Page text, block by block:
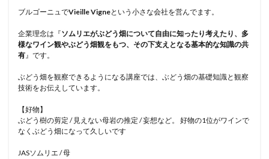
ブルゴーニュでVieille Vigneという小さな会社を営んでます。
企業理念は『ソムリエがぶどう畑について自由に知ったり考えたり、多
様なワイン観やぶどう畑観をもつ、その下支えとなる基本的な知識の共
有 』です。
ぶどう畑を観察できるようになる講座では、ぶどう畑の基礎知識と観察
技術をお伝えしています。
【好物】
ぶどう樹の剪定 / 見えない母岩の推定 / 妄想など。 好物の1位がワインで
なくぶどう畑になって久しいです
JASソムリエ / 母